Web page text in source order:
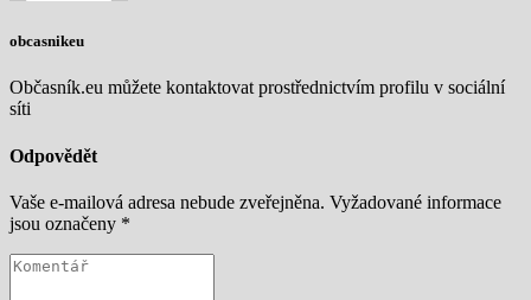
obcasnikeu
Občasník.eu můžete kontaktovat prostřednictvím profilu v sociální
síti
Odpovědět
Vaše e-mailová adresa nebude zveřejněna. Vyžadované informace
jsou označeny *